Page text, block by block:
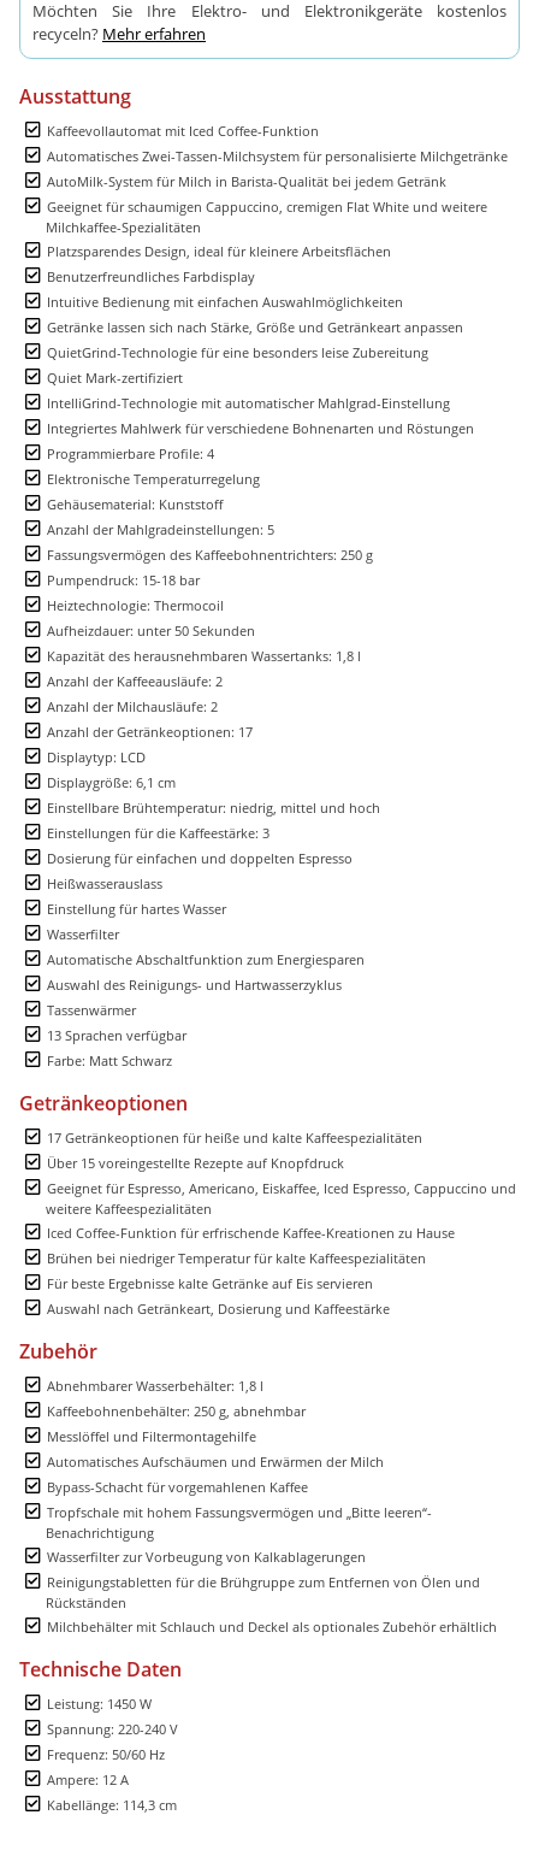
Möchten Sie Ihre Elektro- und Elektronikgeräte kostenlos
recyceln? Mehr erfahren
Ausstattung
Kaffeevollautomat mit Iced Coffee-Funktion
Automatisches Zwei-Tassen-Milchsystem für personalisierte Milchgetränke
AutoMilk-System für Milch in Barista-Qualität bei jedem Getränk
Geeignet für schaumigen Cappuccino, cremigen Flat White und weitere
Milchkaffee-Spezialitäten
Platzsparendes Design, ideal für kleinere Arbeitsflächen
Benutzerfreundliches Farbdisplay
Intuitive Bedienung mit einfachen Auswahlmöglichkeiten
Getränke lassen sich nach Stärke, Größe und Getränkeart anpassen
QuietGrind-Technologie für eine besonders leise Zubereitung
Quiet Mark-zertifiziert
IntelliGrind-Technologie mit automatischer Mahlgrad-Einstellung
Integriertes Mahlwerk für verschiedene Bohnenarten und Röstungen
Programmierbare Profile: 4
Elektronische Temperaturregelung
Gehäusematerial: Kunststoff
Anzahl der Mahlgradeinstellungen: 5
Fassungsvermögen des Kaffeebohnentrichters: 250 g
Pumpendruck: 15-18 bar
Heiztechnologie: Thermocoil
Aufheizdauer: unter 50 Sekunden
Kapazität des herausnehmbaren Wassertanks: 1,8 l
Anzahl der Kaffeeausläufe: 2
Anzahl der Milchausläufe: 2
Anzahl der Getränkeoptionen: 17
Displaytyp: LCD
Displaygröße: 6,1 cm
Einstellbare Brühtemperatur: niedrig, mittel und hoch
Einstellungen für die Kaffeestärke: 3
Dosierung für einfachen und doppelten Espresso
Heißwasserauslass
Einstellung für hartes Wasser
Wasserfilter
Automatische Abschaltfunktion zum Energiesparen
Auswahl des Reinigungs- und Hartwasserzyklus
Tassenwärmer
13 Sprachen verfügbar
Farbe: Matt Schwarz
Getränkeoptionen
17 Getränkeoptionen für heiße und kalte Kaffeespezialitäten
Über 15 voreingestellte Rezepte auf Knopfdruck
Geeignet für Espresso, Americano, Eiskaffee, Iced Espresso, Cappuccino und
weitere Kaffeespezialitäten
Iced Coffee-Funktion für erfrischende Kaffee-Kreationen zu Hause
Brühen bei niedriger Temperatur für kalte Kaffeespezialitäten
Für beste Ergebnisse kalte Getränke auf Eis servieren
Auswahl nach Getränkeart, Dosierung und Kaffeestärke
Zubehör
Abnehmbarer Wasserbehälter: 1,8 l
Kaffeebohnenbehälter: 250 g, abnehmbar
Messlöffel und Filtermontagehilfe
Automatisches Aufschäumen und Erwärmen der Milch
Bypass-Schacht für vorgemahlenen Kaffee
Tropfschale mit hohem Fassungsvermögen und „Bitte leeren“-
Benachrichtigung
Wasserfilter zur Vorbeugung von Kalkablagerungen
Reinigungstabletten für die Brühgruppe zum Entfernen von Ölen und
Rückständen
Milchbehälter mit Schlauch und Deckel als optionales Zubehör erhältlich
Technische Daten
Leistung: 1450 W
Spannung: 220-240 V
Frequenz: 50/60 Hz
Ampere: 12 A
Kabellänge: 114,3 cm